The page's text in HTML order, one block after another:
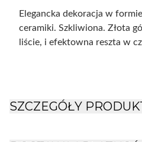
Elegancka dekoracja w
ceramiki. Szkliwiona. Złota
liście, i efektowna reszta w
SZCZEGÓŁY